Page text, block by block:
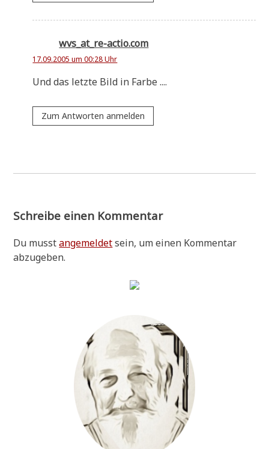
wvs_at_re-actio.com
17.09.2005 um 00:28 Uhr
Und das letz­te Bild in Farbe ....
Zum Antworten anmelden
Schreibe einen Kommentar
Du musstangemeldetsein, um einen Kommentar
abzugeben.